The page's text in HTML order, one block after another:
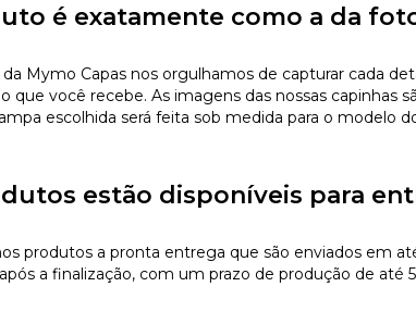
é exatamente como a da
Mymo Capas nos orgulhamos de capturar cada
que você recebe. As imagens das nossas capinhas
escolhida será feita sob medida para o modelo
estão disponíveis para
produtos a pronta entrega que são enviados em
a finalização, com um prazo de produção de até